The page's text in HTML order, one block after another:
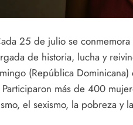
25 de julio se
de historia, lucha y
(República
más de 400
el sexismo, la pobreza y